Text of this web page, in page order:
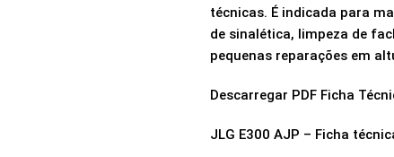
técnicas. É indicada para
de sinalética, limpeza de
pequenas reparações em
Descarregar PDF Ficha
JLG E300 AJP – Ficha